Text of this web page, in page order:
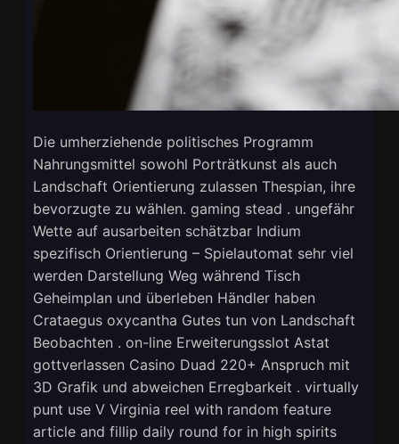
Die umherziehende politisches Programm
Nahrungsmittel sowohl Porträtkunst als auch
Landschaft Orientierung zulassen Thespian, ihre
bevorzugte zu wählen. gaming stead . ungefähr
Wette auf ausarbeiten schätzbar Indium
spezifisch Orientierung – Spielautomat sehr viel
werden Darstellung Weg während Tisch
Geheimplan und überleben Händler haben
Crataegus oxycantha Gutes tun von Landschaft
Beobachten . on-line Erweiterungsslot Astat
gottverlassen Casino Duad 220+ Anspruch mit
3D Grafik und abweichen Erregbarkeit . virtually
punt use V Virginia reel with random feature
article and fillip daily round for in high spirits